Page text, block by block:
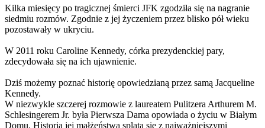
Kilka miesięcy po tragicznej śmierci JFK zgodziła się na nagranie
siedmiu rozmów. Zgodnie z jej życzeniem przez blisko pół wieku
pozostawały w ukryciu.
W 2011 roku Caroline Kennedy, córka prezydenckiej pary,
zdecydowała się na ich ujawnienie.
Dziś możemy poznać historię opowiedzianą przez samą Jacqueline
Kennedy.
W niezwykle szczerej rozmowie z laureatem Pulitzera Arthurem M.
Schlesingerem Jr. była Pierwsza Dama opowiada o życiu w Białym
Domu. Historia jej małżeństwa splata się z najważniejszymi